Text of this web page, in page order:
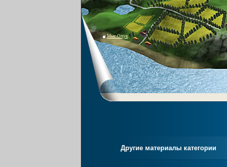
Мыс Опук
Другие материалы категории